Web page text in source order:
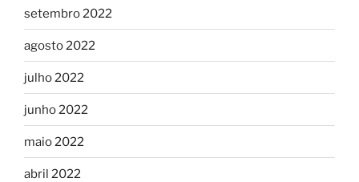
setembro 2022
agosto 2022
julho 2022
junho 2022
maio 2022
abril 2022